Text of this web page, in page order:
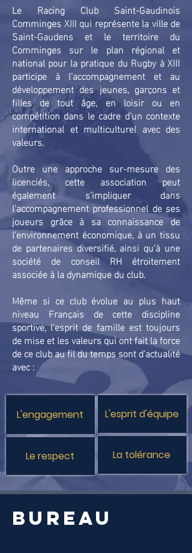
Le Racing Club Saint-Gaudinois
Comminges XIII qui représente la ville de
Saint-Gaudens et le territoire du
Comminges sur le plan régional et
national pour la pratique du Rugby à XIII
participe à l’accompagnement et au
développement des jeunes, garçons et
filles de tout âge, en loisir ou en
compétition dans le cadre d’un contexte
international et multiculturel avec des
valeurs.
Outre une approche sur-mesure des
licenciés, cette association peut
également s’impliquer dans
l’accompagnement professionnel de ses
joueurs grâce à sa connaissance de
l’environnement économique, à un tissu
de partenaires diversifié, ainsi qu’à une
société de conseil RH étroitement
associée à la dynamique du club.
Même si ce club évolue au plus haut
niveau Français de cette discipline
sportive, l’esprit de famille est toujours
de mise et les valeurs qui ont fait la force
de ce club au fil du temps sont d’actualité
avec :
L'engagement
Le respect
L'esprit d'équipe
La tolérance
Bureau